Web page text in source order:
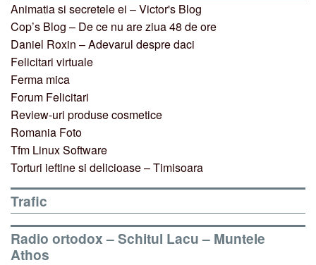
Animatia si secretele ei – Victor's Blog
Cop’s Blog – De ce nu are ziua 48 de ore
Daniel Roxin – Adevarul despre daci
Felicitari virtuale
Ferma mica
Forum Felicitari
Review-uri produse cosmetice
Romania Foto
Tfm Linux Software
Torturi ieftine si delicioase – Timisoara
Trafic
Radio ortodox – Schitul Lacu – Muntele
Athos